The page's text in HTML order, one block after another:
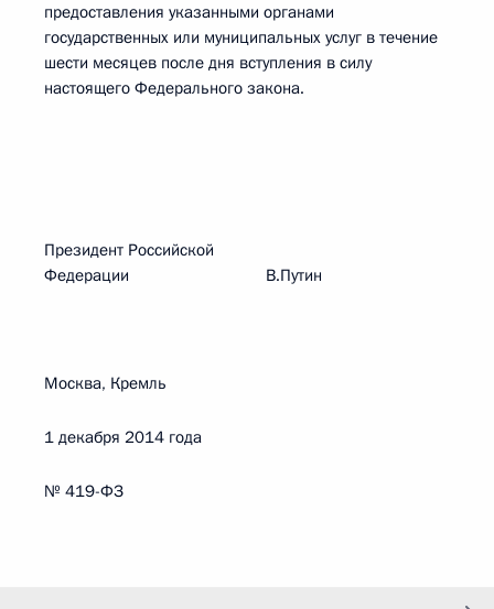
предоставления указанными органами
государственных или муниципальных услуг в течение
шести месяцев после дня вступления в силу
настоящего Федерального закона.
Президент Российской
Федерации В.Путин
Москва, Кремль
1 декабря 2014 года
№ 419-ФЗ